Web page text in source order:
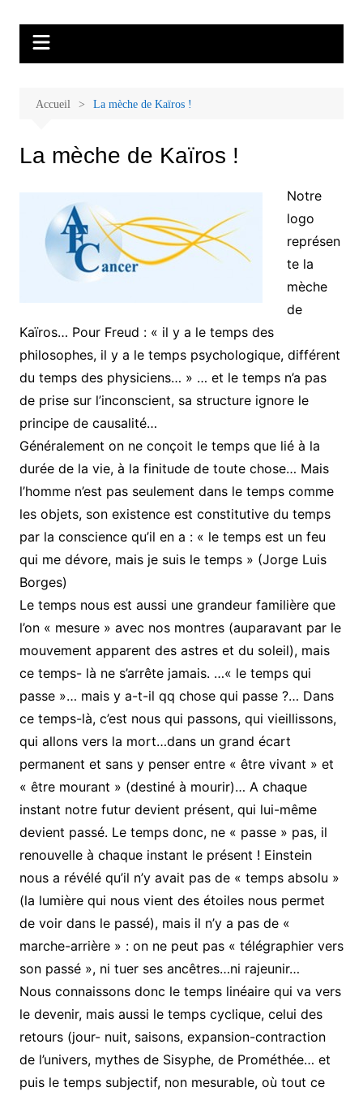
contenu
Malades et proches, Vivre avec et
après le cancer
thérapeutique, sophrologie, sport adapté, art thérapie, musico thérapie…
Accueil La mèche de Kaïros !
La mèche de Kaïros !
Notre
logo
représen
te la
mèche
de
Kaïros… Pour Freud : « il y a le temps des
philosophes, il y a le temps psychologique, différent
du temps des physiciens… » … et le temps n’a pas
de prise sur l’inconscient, sa structure ignore le
principe de causalité…
Généralement on ne conçoit le temps que lié à la
durée de la vie, à la finitude de toute chose… Mais
l’homme n’est pas seulement dans le temps comme
les objets, son existence est constitutive du temps
par la conscience qu’il en a : « le temps est un feu
qui me dévore, mais je suis le temps » (Jorge Luis
Borges)
Le temps nous est aussi une grandeur familière que
l’on « mesure » avec nos montres (auparavant par le
mouvement apparent des astres et du soleil), mais
ce temps- là ne s’arrête jamais. …« le temps qui
passe »… mais y a-t-il qq chose qui passe ?… Dans
ce temps-là, c’est nous qui passons, qui vieillissons,
qui allons vers la mort…dans un grand écart
permanent et sans y penser entre « être vivant » et
« être mourant » (destiné à mourir)… A chaque
instant notre futur devient présent, qui lui-même
devient passé. Le temps donc, ne « passe » pas, il
renouvelle à chaque instant le présent ! Einstein
nous a révélé qu’il n’y avait pas de « temps absolu »
(la lumière qui nous vient des étoiles nous permet
de voir dans le passé), mais il n’y a pas de «
marche-arrière » : on ne peut pas « télégraphier vers
son passé », ni tuer ses ancêtres…ni rajeunir…
Nous connaissons donc le temps linéaire qui va vers
le devenir, mais aussi le temps cyclique, celui des
retours (jour- nuit, saisons, expansion-contraction
de l’univers, mythes de Sisyphe, de Prométhée… et
puis le temps subjectif, non mesurable, où tout ce